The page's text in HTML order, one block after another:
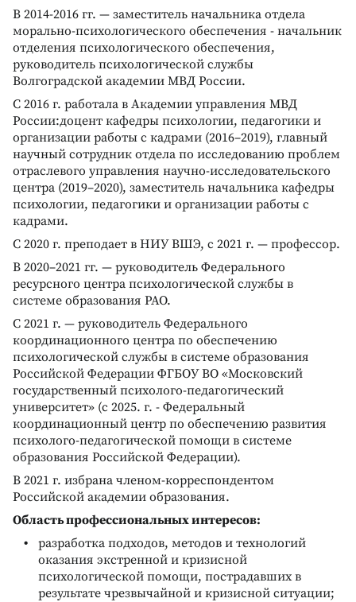
В 2014-2016 гг. — заместитель начальника отдела
морально-психологического обеспечения - начальник
отделения психологического обеспечения,
руководитель психологической службы
Волгоградской академии МВД России.
С 2016 г. работала в Академии управления МВД
России:доцент кафедры психологии, педагогики и
организации работы с кадрами (2016–2019), главный
научный сотрудник отдела по исследованию проблем
отраслевого управления научно-исследовательского
центра (2019–2020), заместитель начальника кафедры
психологии, педагогики и организации работы с
кадрами.
С 2020 г. преподает в НИУ ВШЭ, с 2021 г. — профессор.
В 2020–2021 гг. — руководитель Федерального
ресурсного центра психологической службы в
системе образования РАО.
С 2021 г. — руководитель Федерального
координационного центра по обеспечению
психологической службы в системе образования
Российской Федерации ФГБОУ ВО «Московский
государственный психолого-педагогический
университет» (с 2025. г. - Федеральный
координационный центр по обеспечению развития
психолого-педагогической помощи в системе
образования Российской Федерации).
В 2021 г. избрана членом-корреспондентом
Российской академии образования.
Область профессиональных интересов:
разработка подходов, методов и технологий
оказания экстренной и кризисной
психологической помощи, пострадавших в
результате чрезвычайной и кризисной ситуации;